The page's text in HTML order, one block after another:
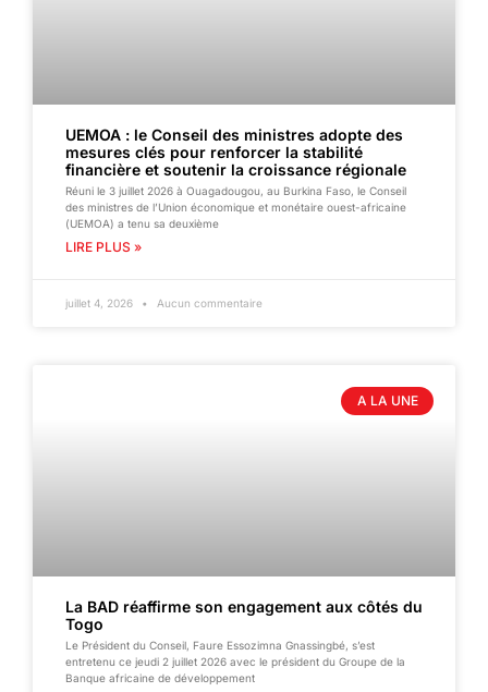
UEMOA : le Conseil des ministres adopte des
mesures clés pour renforcer la stabilité
financière et soutenir la croissance régionale
Réuni le 3 juillet 2026 à Ouagadougou, au Burkina Faso, le Conseil
des ministres de l’Union économique et monétaire ouest-africaine
(UEMOA) a tenu sa deuxième
LIRE PLUS »
juillet 4, 2026 Aucun commentaire
A LA UNE
La BAD réaffirme son engagement aux côtés du
Togo
Le Président du Conseil, Faure Essozimna Gnassingbé, s’est
entretenu ce jeudi 2 juillet 2026 avec le président du Groupe de la
Banque africaine de développement